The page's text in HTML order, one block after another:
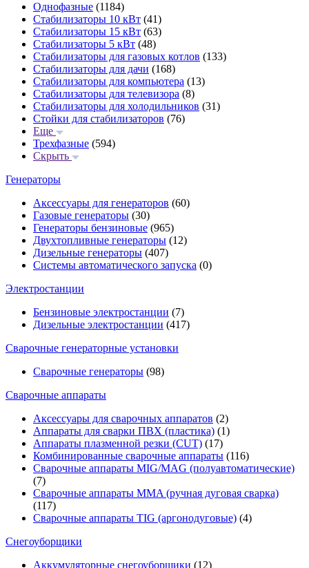
Однофазные (1184)
Стабилизаторы 10 кВт (41)
Стабилизаторы 15 кВт (63)
Стабилизаторы 5 кВт (48)
Стабилизаторы для газовых котлов (133)
Стабилизаторы для дачи (168)
Стабилизаторы для компьютера (13)
Стабилизаторы для телевизора (8)
Стабилизаторы для холодильников (31)
Стойки для стабилизаторов (76)
Еще
Трехфазные (594)
Скрыть
Генераторы
Аксессуары для генераторов (60)
Газовые генераторы (30)
Генераторы бензиновые (965)
Двухтопливные генераторы (12)
Дизельные генераторы (407)
Системы автоматического запуска (0)
Электростанции
Бензиновые электростанции (7)
Дизельные электростанции (417)
Сварочные генераторные установки
Сварочные генераторы (98)
Сварочные аппараты
Аксессуары для сварочных аппаратов (2)
Аппараты для сварки ПВХ (пластика) (1)
Аппараты плазменной резки (CUT) (17)
Комбинированные сварочные аппараты (116)
Сварочные аппараты MIG/MAG (полуавтоматические)
(7)
Сварочные аппараты MMA (ручная дуговая сварка)
(117)
Сварочные аппараты TIG (аргонодуговые) (4)
Снегоуборщики
Аккумуляторные снегоуборщики (12)